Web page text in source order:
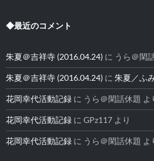
◆最近のコメント
朱夏＠吉祥寺 (2016.04.24) に うら＠閑
朱夏＠吉祥寺 (2016.04.24) に 朱夏／ふ
花岡幸代活動記録 に うら＠閑話休題 よ
花岡幸代活動記録 に GPz117 より
花岡幸代活動記録 に うら＠閑話休題 よ